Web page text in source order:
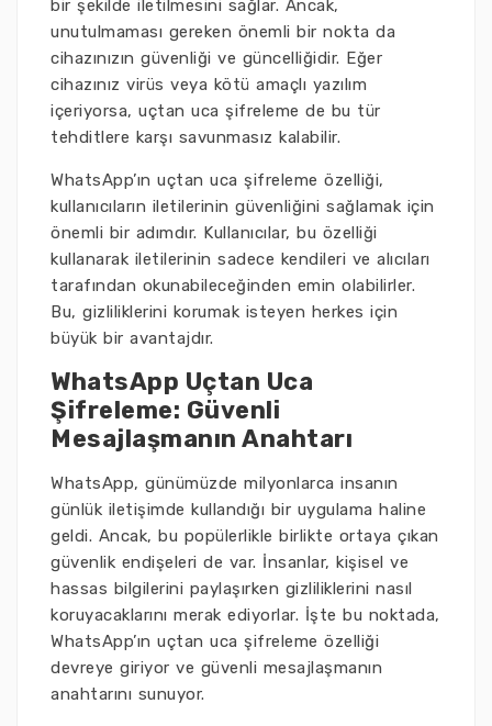
bir şekilde iletilmesini sağlar. Ancak,
unutulmaması gereken önemli bir nokta da
cihazınızın güvenliği ve güncelliğidir. Eğer
cihazınız virüs veya kötü amaçlı yazılım
içeriyorsa, uçtan uca şifreleme de bu tür
tehditlere karşı savunmasız kalabilir.
WhatsApp’ın uçtan uca şifreleme özelliği,
kullanıcıların iletilerinin güvenliğini sağlamak için
önemli bir adımdır. Kullanıcılar, bu özelliği
kullanarak iletilerinin sadece kendileri ve alıcıları
tarafından okunabileceğinden emin olabilirler.
Bu, gizliliklerini korumak isteyen herkes için
büyük bir avantajdır.
WhatsApp Uçtan Uca
Şifreleme: Güvenli
Mesajlaşmanın Anahtarı
WhatsApp, günümüzde milyonlarca insanın
günlük iletişimde kullandığı bir uygulama haline
geldi. Ancak, bu popülerlikle birlikte ortaya çıkan
güvenlik endişeleri de var. İnsanlar, kişisel ve
hassas bilgilerini paylaşırken gizliliklerini nasıl
koruyacaklarını merak ediyorlar. İşte bu noktada,
WhatsApp’ın uçtan uca şifreleme özelliği
devreye giriyor ve güvenli mesajlaşmanın
anahtarını sunuyor.